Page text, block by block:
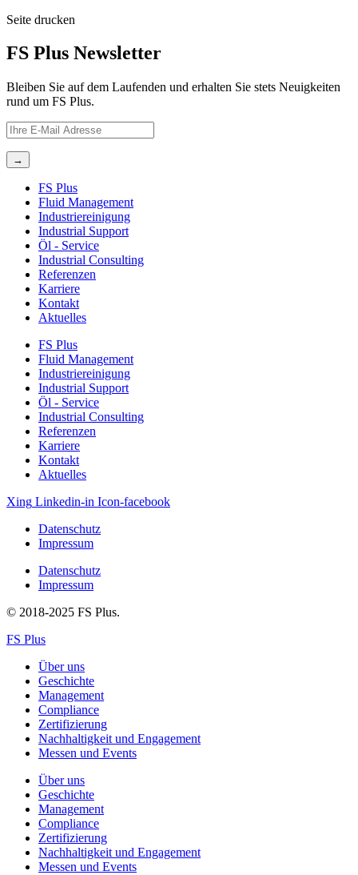
Seite drucken
FS Plus Newsletter
Bleiben Sie auf dem Laufenden und erhalten Sie stets Neuigkeiten
rund um FS Plus.
FS Plus
Fluid Management
Industriereinigung
Industrial Support
Öl ‐ Service
Industrial Consulting
Referenzen
Karriere
Kontakt
Aktuelles
FS Plus
Fluid Management
Industriereinigung
Industrial Support
Öl ‐ Service
Industrial Consulting
Referenzen
Karriere
Kontakt
Aktuelles
Xing Linkedin-in Icon-facebook
Datenschutz
Impressum
Datenschutz
Impressum
© 2018-2025 FS Plus.
FS Plus
Über uns
Geschichte
Management
Compliance
Zertifizierung
Nachhaltigkeit und Engagement
Messen und Events
Über uns
Geschichte
Management
Compliance
Zertifizierung
Nachhaltigkeit und Engagement
Messen und Events